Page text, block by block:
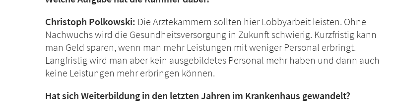
Christoph Polkowski: Die Ärztekammern sollten hier Lobbyarbeit leisten. Ohne
Nachwuchs wird die Gesundheitsversorgung in Zukunft schwierig. Kurzfristig kann
man Geld sparen, wenn man mehr Leistungen mit weniger Personal erbringt.
Langfristig wird man aber kein ausgebildetes Personal mehr haben und dann auch
keine Leistungen mehr erbringen können.
Hat sich Weiterbildung in den letzten Jahren im Krankenhaus gewandelt?